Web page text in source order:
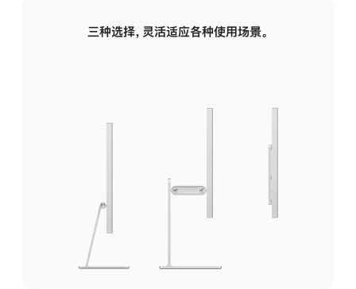
三种选择，灵活适应各种使用场景。